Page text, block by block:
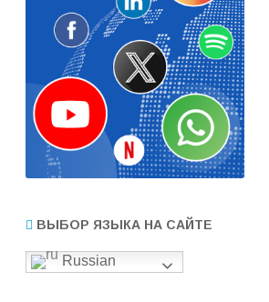
ВЫБОР ЯЗЫКА НА САЙТЕ
Russian